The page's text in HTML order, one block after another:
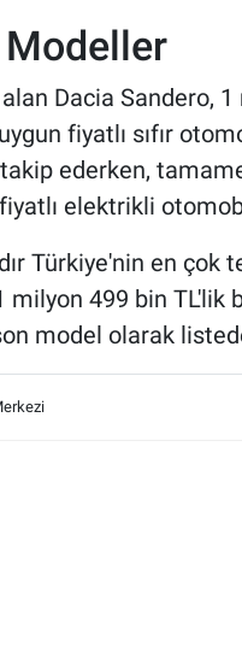
Dacia Sandero, 1
fiyatlı sıfır
ederken,
elektrikli
Türkiye'nin en
milyon 499 bin TL'lik
model olarak